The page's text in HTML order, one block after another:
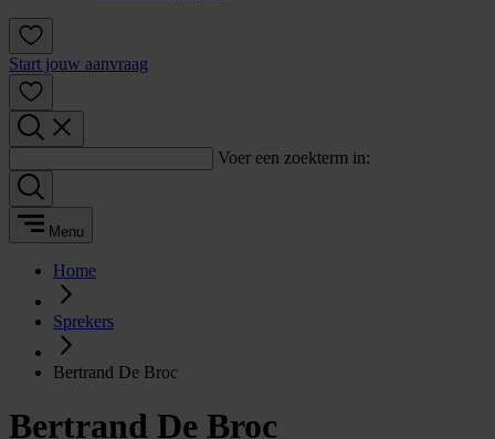
Start jouw aanvraag
Voer een zoekterm in:
Menu
Home
Sprekers
Bertrand De Broc
Bertrand De Broc